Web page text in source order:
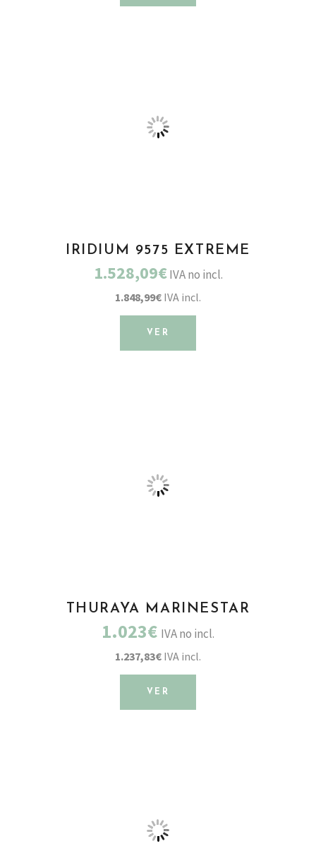
IRIDIUM 9575 EXTREME
1.528,09€ IVA no incl.
1.848,99€ IVA incl.
VER
THURAYA MARINESTAR
1.023€ IVA no incl.
1.237,83€ IVA incl.
VER